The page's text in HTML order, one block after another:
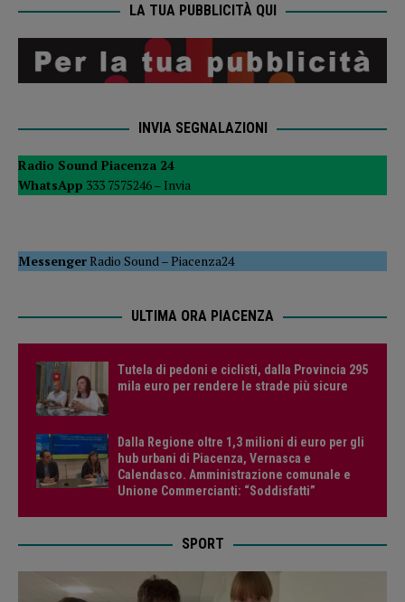
LA TUA PUBBLICITÀ QUI
INVIA SEGNALAZIONI
Radio Sound Piacenza 24
WhatsApp 333 7575246 – Invia
MessengerRadio Sound–Piacenza24
ULTIMA ORA PIACENZA
Tutela di pedoni e ciclisti, dalla Provincia 295
mila euro per rendere le strade più sicure
Dalla Regione oltre 1,3 milioni di euro per gli
hub urbani di Piacenza, Vernasca e
Calendasco. Amministrazione comunale e
Unione Commercianti: “Soddisfatti”
SPORT